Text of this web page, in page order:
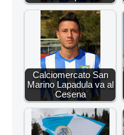
Calciomercato San
Marino Lapadula va al
Cesena